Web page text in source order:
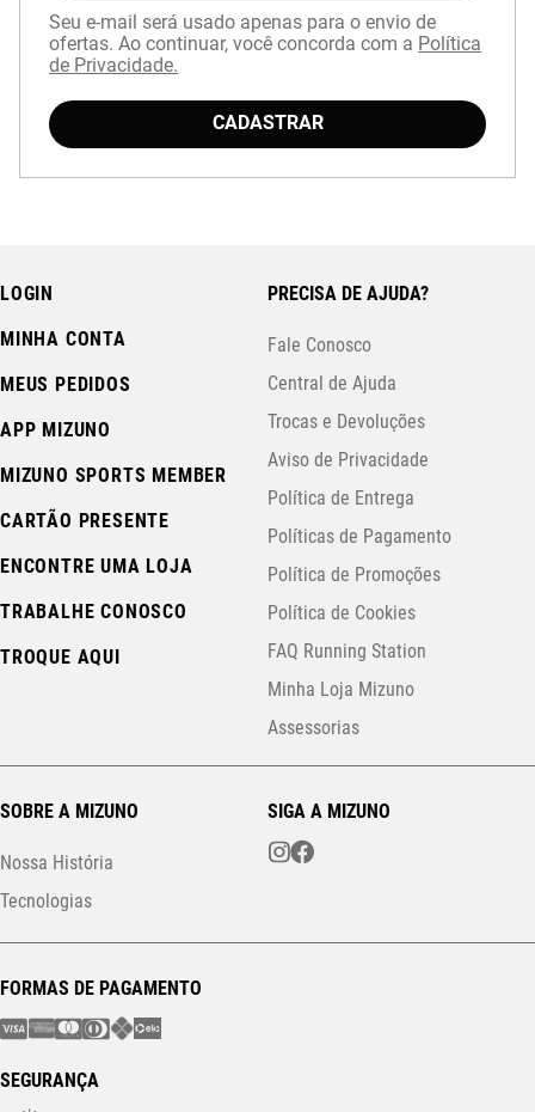
Seu e-mail será usado apenas para o envio de
ofertas. Ao continuar, você concorda com a Política
de Privacidade.
CADASTRAR
LOGIN
MINHA CONTA
MEUS PEDIDOS
APP MIZUNO
MIZUNO SPORTS MEMBER
CARTÃO PRESENTE
ENCONTRE UMA LOJA
TRABALHE CONOSCO
TROQUE AQUI
PRECISA DE AJUDA?
Fale Conosco
Central de Ajuda
Trocas e Devoluções
Aviso de Privacidade
Política de Entrega
Políticas de Pagamento
Política de Promoções
Política de Cookies
FAQ Running Station
Minha Loja Mizuno
Assessorias
SOBRE A MIZUNO
Nossa História
Tecnologias
SIGA A MIZUNO
FORMAS DE PAGAMENTO
SEGURANÇA